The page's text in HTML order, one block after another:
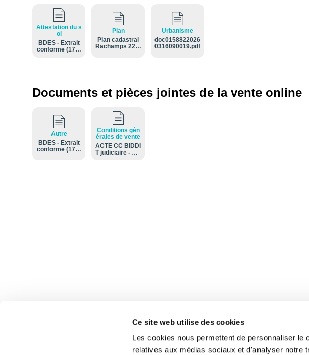
Ce site web utilise des cookies
Les cookies nous permettent de personnaliser
relatives aux médias sociaux et d'analyser notre
Attestation du s
ol
BDES - Extrait
conforme (17-0
Plan
Plan cadastral
Rachamps 22 A
Urbanisme
doc0158822026
0316090019.pdf
Documents et pièces jointes de la vente online
Autre
BDES - Extrait
conforme (17-0
Conditions gén
érales de vente
ACTE CC BIDDI
T judiciaire - AN